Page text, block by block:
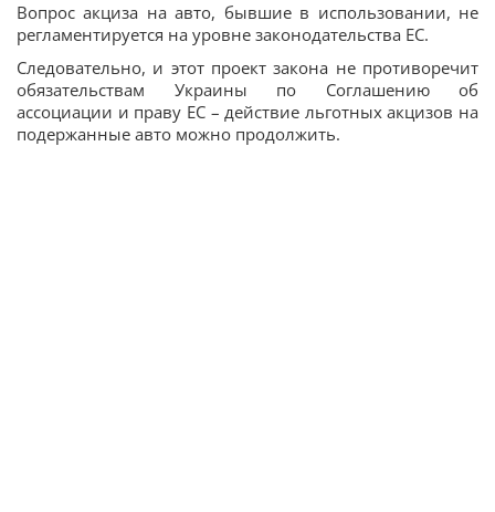
Вопрос акциза на авто, бывшие в использовании, не
регламентируется на уровне законодательства ЕС.
Следовательно, и этот проект закона не противоречит
обязательствам Украины по Соглашению об
ассоциации и праву ЕС – действие льготных акцизов на
подержанные авто можно продолжить.